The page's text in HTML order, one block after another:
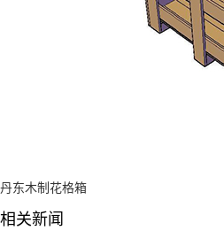
丹东木制花格箱
相关新闻